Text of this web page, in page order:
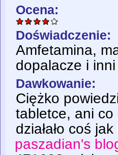
Ocena:
Doświadczenie:
Amfetamina,
dopalacze i
Dawkowanie:
Ciężko
tabletce, ani co
działało coś
paszadian's